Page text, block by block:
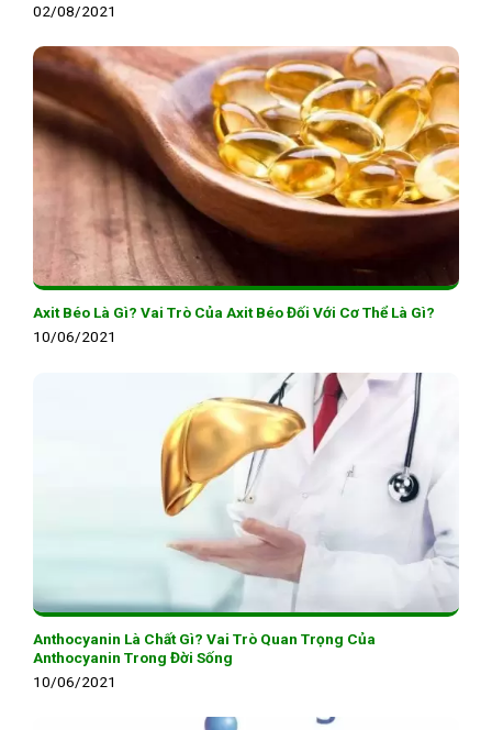
02/08/2021
Axit Béo Là Gì? Vai Trò Của Axit Béo Đối Với Cơ Thể Là Gì?
10/06/2021
Anthocyanin Là Chất Gì? Vai Trò Quan Trọng Của
Anthocyanin Trong Đời Sống
10/06/2021